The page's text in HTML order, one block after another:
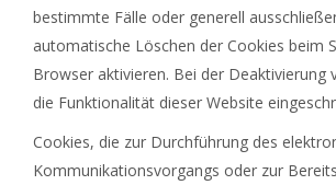
bestimmte Fälle oder generell
automatische Löschen der Cookies beim
Browser aktivieren. Bei der Deaktivierung
die Funktionalität dieser Website
Cookies, die zur Durchführung des
Kommunikationsvorgangs oder zur